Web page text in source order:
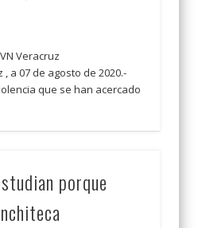
Veracruz
a 07 de agosto de 2020.-
que se han acercado
porque